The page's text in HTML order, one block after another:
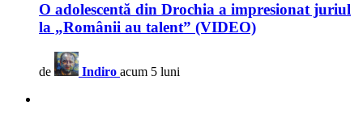
O adolescentă din Drochia a impresionat juriul
la „Românii au talent” (VIDEO)
de Indiro acum 5 luni